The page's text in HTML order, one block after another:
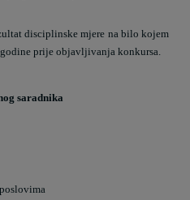
disciplinske mjere na bilo kojem
prije objavljivanja konkursa.
saradnika